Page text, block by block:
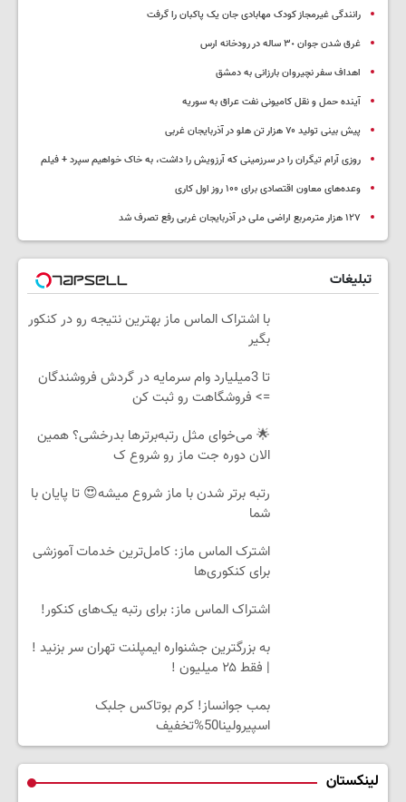
رانندگی غیرمجاز کودک مهابادی جان یک پاکبان را گرفت
غرق شدن جوان ٣٠ ساله در رودخانه ارس
اهداف سفر نچیروان بارزانی به دمشق
آینده حمل و نقل کامیونی نفت عراق به سوریه
پیش بینی تولید ۷۰ هزار تن هلو در آذربایجان غربی
روزی آرام تیگران را در سرزمینی که آرزویش را داشت، به خاک خواهیم سپرد + فیلم
وعده‌های معاون اقتصادی برای ۱۰۰ روز اول کاری
۱۲۷ هزار مترمربع اراضی ملی در آذربایجان غربی رفع تصرف شد
تبلیغات
با اشتراک الماس ماز بهترین نتیجه رو در کنکور
بگیر
تا 3میلیارد وام سرمایه در گردش فروشندگان
=> فروشگاهت رو ثبت کن
🌟 می‌خوای مثل رتبه‌برترها بدرخشی؟ همین
الان دوره جت ماز رو شروع ک
رتبه برتر شدن با ماز شروع میشه😍 تا پایان با
شما
اشترک الماس ماز: کامل‌ترین خدمات آموزشی
برای کنکوری‌ها
اشتراک الماس ماز: برای رتبه یک‌های کنکور!
به بزرگترین جشنواره ایمپلنت تهران سر بزنید !
| فقط ۲۵ میلیون !
بمب جوانساز! کرم بوتاکس جلبک
اسپیرولینا50%تخفیف
لینکستان